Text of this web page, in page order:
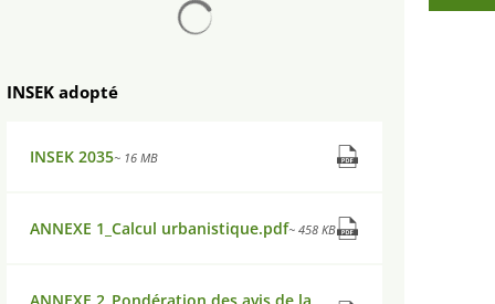
INSEK adopté
INSEK 2035~ 16 MB
ANNEXE 1_Calcul urbanistique.pdf~ 458 KB